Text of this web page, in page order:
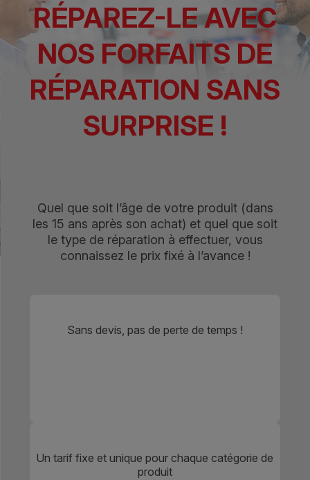
RÉPAREZ-LE AVEC
NOS FORFAITS DE
RÉPARATION SANS
SURPRISE !
Quel que soit l’âge de votre produit (dans
les 15 ans après son achat) et quel que soit
le type de réparation à effectuer, vous
connaissez le prix fixé à l’avance !
Sans devis, pas de perte de temps !
Un tarif fixe et unique pour chaque catégorie de
produit